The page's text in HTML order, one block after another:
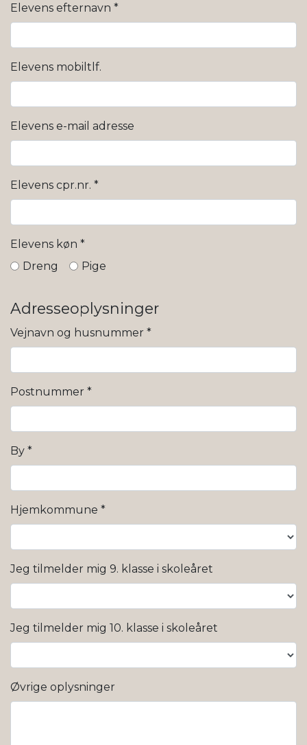
Elevens efternavn *
Elevens mobiltlf.
Elevens e-mail adresse
Elevens cpr.nr. *
Elevens køn *
Dreng
Pige
Adresseoplysninger
Vejnavn og husnummer *
Postnummer *
By *
Hjemkommune *
Jeg tilmelder mig 9. klasse i skoleåret
Jeg tilmelder mig 10. klasse i skoleåret
Øvrige oplysninger